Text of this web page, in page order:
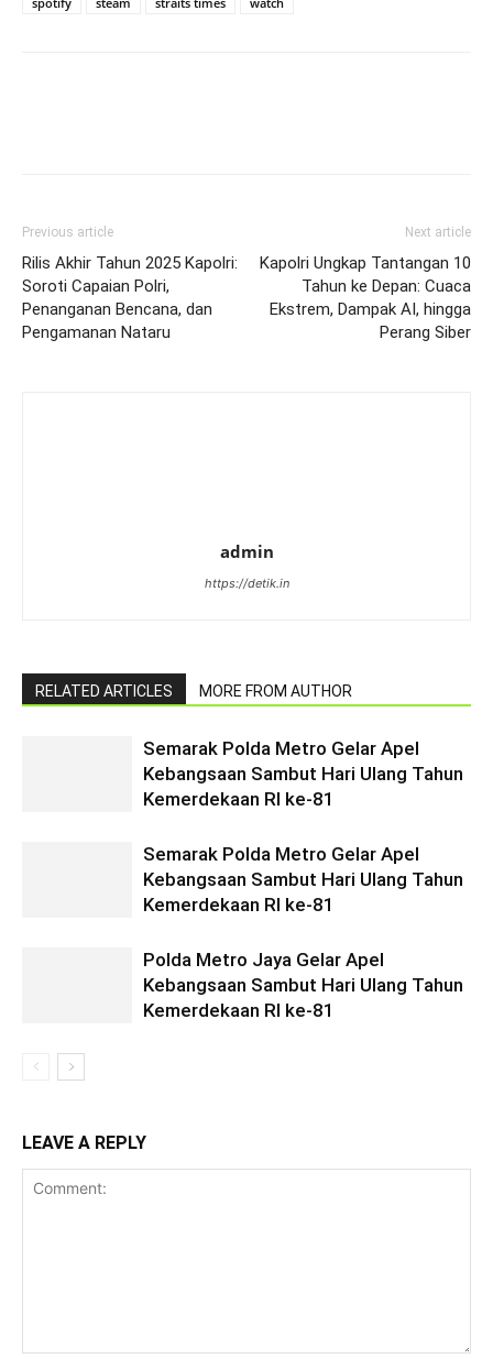
Previous article
Rilis Akhir Tahun 2025 Kapolri:
Soroti Capaian Polri,
Penanganan Bencana, dan
Pengamanan Nataru
Next article
Kapolri Ungkap Tantangan 10
Tahun ke Depan: Cuaca
Ekstrem, Dampak AI, hingga
Perang Siber
admin
https://detik.in
RELATED ARTICLES MORE FROM AUTHOR
Semarak Polda Metro Gelar Apel
Kebangsaan Sambut Hari Ulang Tahun
Kemerdekaan RI ke-81
Semarak Polda Metro Gelar Apel
Kebangsaan Sambut Hari Ulang Tahun
Kemerdekaan RI ke-81
Polda Metro Jaya Gelar Apel
Kebangsaan Sambut Hari Ulang Tahun
Kemerdekaan RI ke-81
LEAVE A REPLY